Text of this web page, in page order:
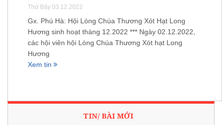
Thứ Bảy 03.12.2022
Gx. Phú Hà: Hội Lòng Chúa Thương Xót Hạt Long
Hương sinh hoạt tháng 12.2022 *** Ngày 02.12.2022,
các hội viên hội Lòng Chúa Thương Xót hạt Long
Hương
Xem tin
TIN/ BÀI MỚI